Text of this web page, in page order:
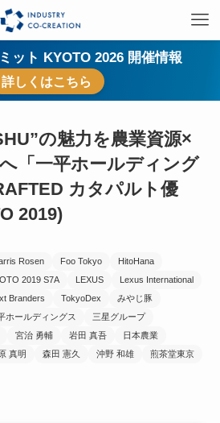
ット KYOTO 2026 開催情報
詳しくはこちら
の魅力を農業資源×
「一平ホールディング
カタパルト優
2019)
Rosen Foo Tokyo
HitoHana
2019 S7A LEXUS
Lexus International
Branders TokyoDex
みやじ豚
ホールディングス
三星グループ
宮治 勇輔 岩田 真吾
日本農業
真明 森田 憲久 沖野 和雄
煎茶堂東京